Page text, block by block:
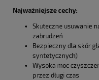
Najważniejsze cechy:
Skuteczne usuwanie
zabrudzeń
Bezpieczny dla skór
syntetycznych)
Wysoka moc
przez długi czas